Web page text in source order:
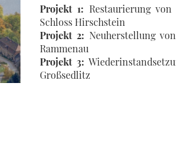
Projekt 1: Restaurierung von
Schloss Hirschstein
Projekt 2: Neuherstellung von
Rammenau
Projekt 3:
Großsedlitz